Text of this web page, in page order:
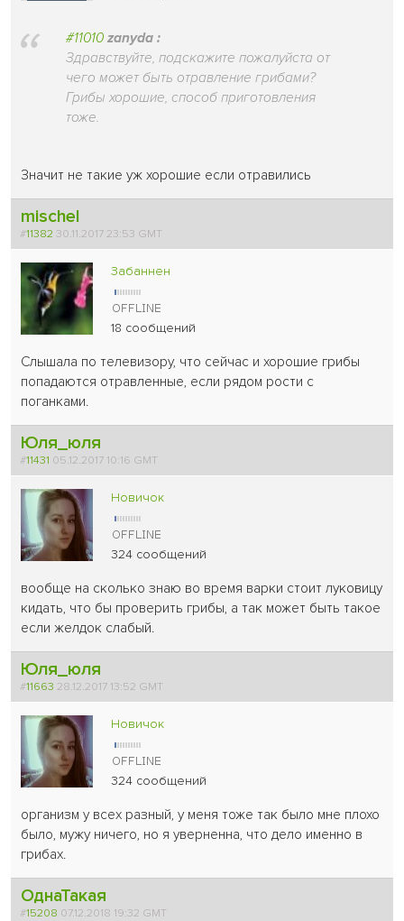
#11010 zanyda :
Здравствуйте, подскажите пожалуйста от
чего может быть отравление грибами?
Грибы хорошие, способ приготовления
тоже.
Значит не такие уж хорошие если отравились
mischel
#11382 30.11.2017 23:53 GMT
Забаннен
18 сообщений
Слышала по телевизору, что сейчас и хорошие грибы
попадаются отравленные, если рядом рости с
поганками.
Юля_юля
#11431 05.12.2017 10:16 GMT
Новичок
324 сообщений
вообще на сколько знаю во время варки стоит луковицу
кидать, что бы проверить грибы, а так может быть такое
если желдок слабый.
Юля_юля
#11663 28.12.2017 13:52 GMT
Новичок
324 сообщений
организм у всех разный, у меня тоже так было мне плохо
было, мужу ничего, но я уверненна, что дело именно в
грибах.
ОднаТакая
#15208 07.12.2018 19:32 GMT